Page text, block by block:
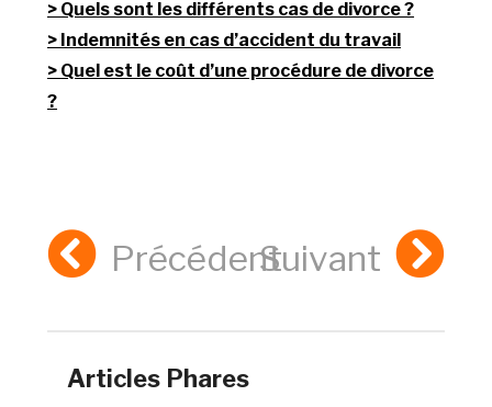
Quels sont les différents cas de divorce ?
Indemnités en cas d’accident du travail
Quel est le coût d’une procédure de divorce
?
PrécédentSuivant
Articles Phares